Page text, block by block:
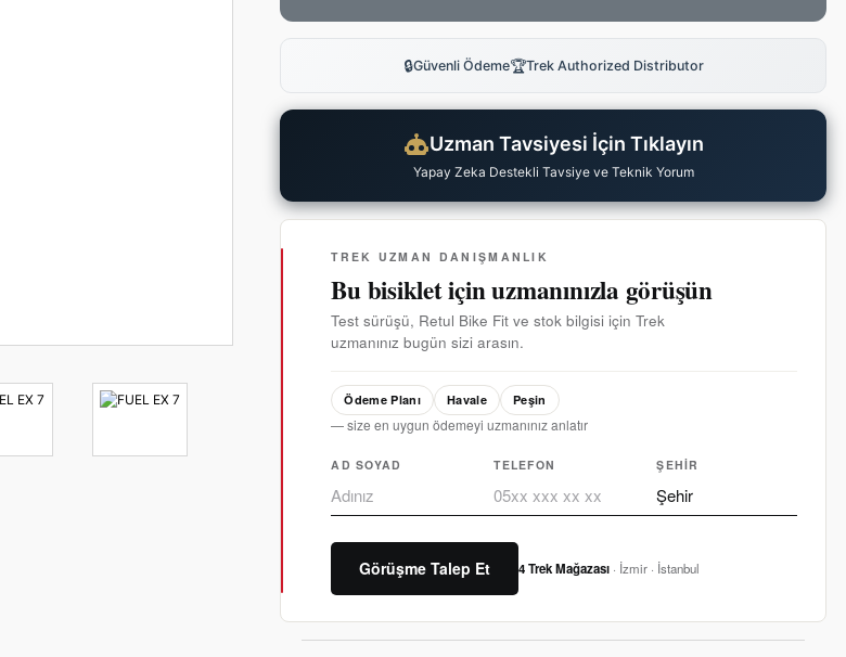
🔒Güvenli Ödeme🏆Trek Authorized Distributor
Uzman Tavsiyesi İçin Tıklayın
Yapay Zeka Destekli Tavsiye ve Teknik Yorum
TREK UZMAN DANIŞMANLIK
Bu bisiklet için uzmanınızla görüşün
Test sürüşü, Retul Bike Fit ve stok bilgisi için Trek
uzmanınız bugün sizi arasın.
Ödeme Planı Havale Peşin
— size en uygun ödemeyi uzmanınız anlatır
AD SOYAD TELEFON ŞEHIR
Görüşme Talep Et 4 Trek Mağazası · İzmir · İstanbul